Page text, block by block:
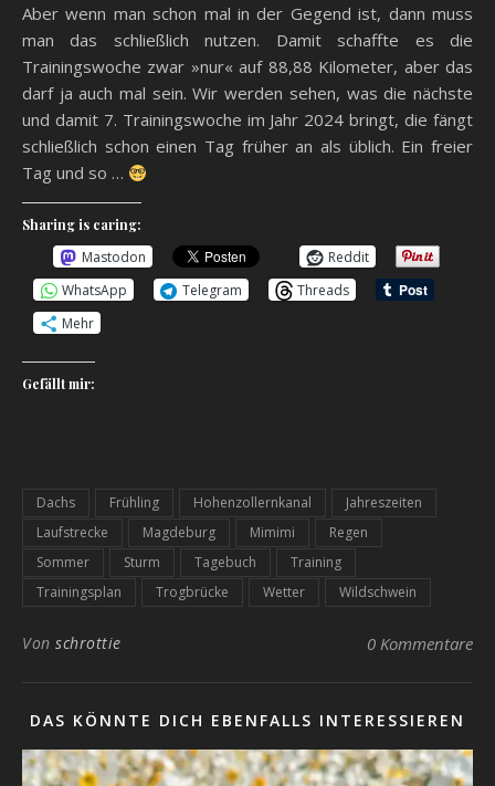
Aber wenn man schon mal in der Gegend ist, dann muss
man das schließlich nutzen. Damit schaffte es die
Trainingswoche zwar »nur« auf 88,88 Kilometer, aber das
darf ja auch mal sein. Wir werden sehen, was die nächste
und damit 7. Trainingswoche im Jahr 2024 bringt, die fängt
schließlich schon einen Tag früher an als üblich. Ein freier
Tag und so …
Sharing is caring:
Mastodon
Reddit
WhatsApp
Telegram
Threads
Mehr
Gefällt mir:
Dachs Frühling Hohenzollernkanal
Jahreszeiten
Laufstrecke
Magdeburg Mimimi
Regen
Sommer
Sturm Tagebuch
Training
Trainingsplan
Trogbrücke Wetter Wildschwein
Von schrottie 0 Kommentare
DAS KÖNNTE DICH EBENFALLS INTERESSIEREN